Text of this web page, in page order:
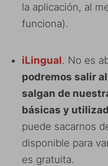
la aplicación, al
funciona).
iLingual. No es
podremos salir
salgan de
básicas y
puede sacarnos
disponible para
es gratuita.